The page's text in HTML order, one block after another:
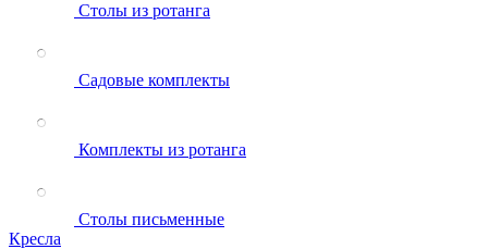
Столы из ротанга
Садовые комплекты
Комплекты из ротанга
Столы письменные
Кресла